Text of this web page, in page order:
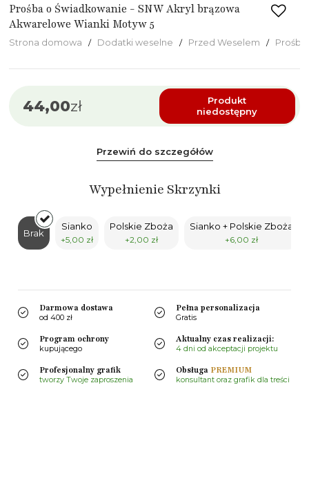
Prośba o Świadkowanie - SNW Akryl brązowa
Akwarelowe Wianki Motyw 5
Strona domowa Dodatki weselne Przed Weselem
44,00zł
Produkt
niedostępny
Przewiń do szczegółów
Wypełnienie Skrzynki
Brak
Sianko
+5,00 zł
Polskie Zboża
+2,00 zł
Sianko + Polskie Zboża
+6,00 zł
Darmowa dostawa
od 400 zł
Pełna personalizacja
Gratis
Program ochrony
kupującego
Aktualny czas realizacji:
4 dni od akceptacji projektu
Profesjonalny grafik
tworzy Twoje zaproszenia
Obsługa PREMIUM
konsultant oraz grafik dla treści